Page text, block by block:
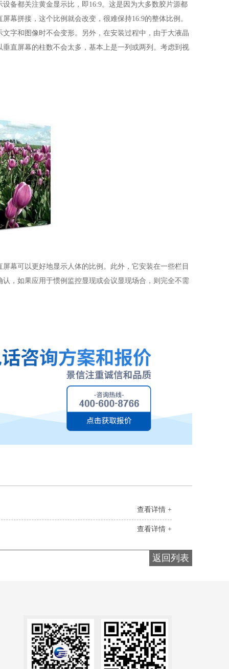
备都关注黄金显示比，即16:9。这是因为大多数胶片源都
幕拼接，这个比例就会改变，很难保持16:9的整体比例。
字和图像时不会变形。另外，在安装过程中，由于大液晶
直屏幕的柱数不会太多，基本上是一列或两列。考虑到视
可以更好地显示人体的比例。此外，它安装在一些栏目
，如果应用于惯例监控显现或会议显现场合，则完全不需
查看详情 +
查看详情 +
返回列表